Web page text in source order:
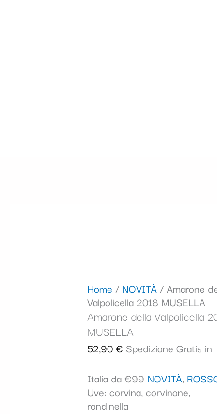
Home / NOVITÀ / Amarone
Valpolicella 2018 MUSELLA
Amarone della Valpolicella
MUSELLA
52,90€ Spedizione Gratis in
Italia da €99 NOVITÀ,
Uve: corvina, corvinone,
rondinella